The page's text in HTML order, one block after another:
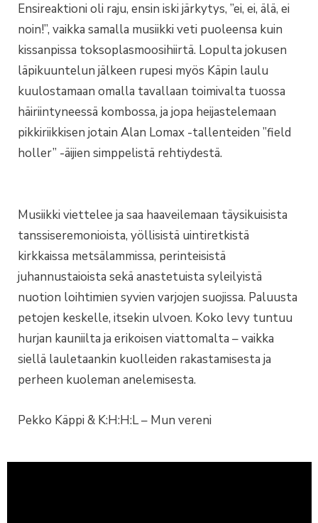
Ensireaktioni oli raju, ensin iski järkytys, ”ei, ei, älä, ei
noin!”, vaikka samalla musiikki veti puoleensa kuin
kissanpissa toksoplasmoosihiirtä. Lopulta jokusen
läpikuuntelun jälkeen rupesi myös Käpin laulu
kuulostamaan omalla tavallaan toimivalta tuossa
häiriintyneessä kombossa, ja jopa heijastelemaan
pikkiriikkisen jotain Alan Lomax -tallenteiden ”field
holler” -äijien simppelistä rehtiydestä.
Musiikki viettelee ja saa haaveilemaan täysikuisista
tanssiseremonioista, yöllisistä uintiretkistä
kirkkaissa metsälammissa, perinteisistä
juhannustaioista sekä anastetuista syleilyistä
nuotion loihtimien syvien varjojen suojissa. Paluusta
petojen keskelle, itsekin ulvoen. Koko levy tuntuu
hurjan kauniilta ja erikoisen viattomalta – vaikka
siellä lauletaankin kuolleiden rakastamisesta ja
perheen kuoleman anelemisesta.
Pekko Käppi & K:H:H:L – Mun vereni